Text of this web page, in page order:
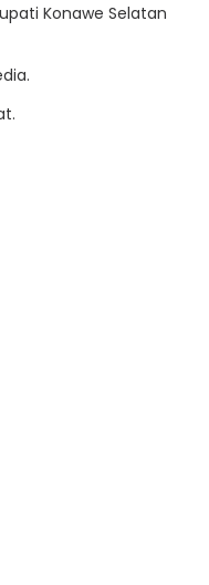
Update
Konawe Selatan